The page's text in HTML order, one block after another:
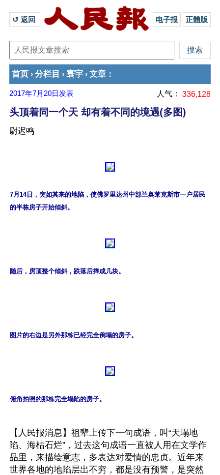
↺ 返回 电子报 正體版
首页 › 分栏目 › 寰宇 › 文章 ：
2017年7月20日 发表 人气： 336,128
头顶着同一个天 却有着不同的境遇(多图)
尉迟鸣
7月14日，突如其来的地陷，使佛罗里达州中部兰奥莱克斯市一户居民
的半栋房子开始倾斜。
随后，房顶整个倾斜，跌落后摔成几块。
图片的右边是另外那栋已经完全倒塌的房子。
俯角拍照的那栋完全塌陷的房子。
【人民报消息】祖辈上传下一句成语，叫“天塌地
陷、海枯石烂”，过去这句成语一直被人用在文学作
品里，来描绘意志，多表达对爱情的忠贞。近年来
世界各地的地陷层出不穷，都是没有预警，是突然